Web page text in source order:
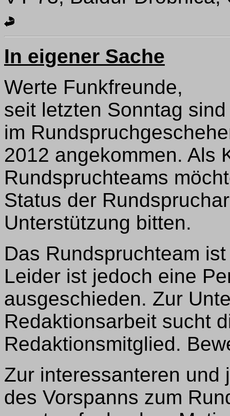
In eigener Sache
Werte Funkfreunde,
seit letzten Sonntag
im
2012 angekommen. Als
Rundspruchteams
Status der
Unterstützung bitten.
Das Rundspruchteam
Leider ist jedoch eine
ausgeschieden. Zur
Redaktionsarbeit sucht
Redaktionsmitglied.
Zur interessanteren und
des Vorspanns zum